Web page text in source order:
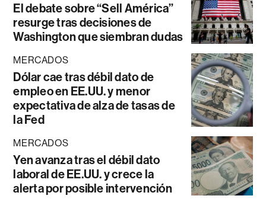
El debate sobre “Sell América”
resurge tras decisiones de
Washington que siembran dudas
MERCADOS
Dólar cae tras débil dato de
empleo en EE.UU. y menor
expectativa de alza de tasas de
la Fed
MERCADOS
Yen avanza tras el débil dato
laboral de EE.UU. y crece la
alerta por posible intervención